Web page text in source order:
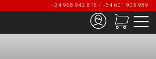
+34 968 942 816 / +34 601 903 989